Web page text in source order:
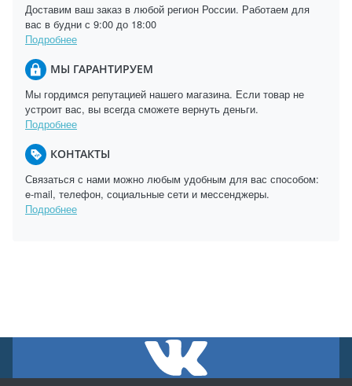
Доставим ваш заказ в любой регион России. Работаем для
вас в будни с 9:00 до 18:00
Подробнее
МЫ ГАРАНТИРУЕМ
Мы гордимся репутацией нашего магазина. Если товар не
устроит вас, вы всегда сможете вернуть деньги.
Подробнее
КОНТАКТЫ
Связаться с нами можно любым удобным для вас способом:
e-mail, телефон, социальные сети и мессенджеры.
Подробнее